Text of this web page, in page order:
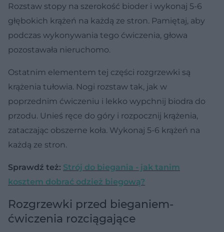
Rozstaw stopy na szerokość bioder i wykonaj 5-6
głębokich krążeń na każdą ze stron. Pamiętaj, aby
podczas wykonywania tego ćwiczenia, głowa
pozostawała nieruchomo.
Ostatnim elementem tej części rozgrzewki są
krążenia tułowia. Nogi rozstaw tak, jak w
poprzednim ćwiczeniu i lekko wypchnij biodra do
przodu. Unieś ręce do góry i rozpocznij krążenia,
zataczając obszerne koła. Wykonaj 5-6 krążeń na
każdą ze stron.
Sprawdź też: Strój do biegania - jak tanim
kosztem dobrać odzież biegową?
Rozgrzewki przed bieganiem-
ćwiczenia rozciągające